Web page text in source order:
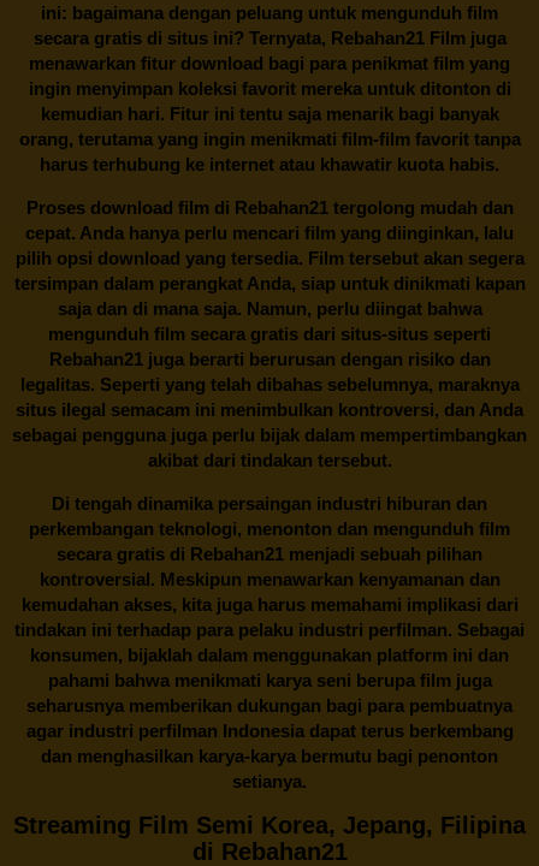
ini: bagaimana dengan peluang untuk mengunduh film
secara gratis di situs ini? Ternyata, Rebahan21 Film juga
menawarkan fitur download bagi para penikmat film yang
ingin menyimpan koleksi favorit mereka untuk ditonton di
kemudian hari. Fitur ini tentu saja menarik bagi banyak
orang, terutama yang ingin menikmati film-film favorit tanpa
harus terhubung ke internet atau khawatir kuota habis.
Proses download film di Rebahan21tergolong mudah dan
cepat. Anda hanya perlu mencari film yang diinginkan, lalu
pilih opsi download yang tersedia. Film tersebut akan segera
tersimpan dalam perangkat Anda, siap untuk dinikmati kapan
saja dan di mana saja. Namun, perlu diingat bahwa
mengunduh film secara gratis dari situs-situs seperti
Rebahan21 juga berarti berurusan dengan risiko dan
legalitas. Seperti yang telah dibahas sebelumnya, maraknya
situs ilegal semacam ini menimbulkan kontroversi, dan Anda
sebagai pengguna juga perlu bijak dalam mempertimbangkan
akibat dari tindakan tersebut.
Di tengah dinamika persaingan industri hiburan dan
perkembangan teknologi, menonton dan mengunduh film
secara gratis di Rebahan21 menjadi sebuah pilihan
kontroversial. Meskipun menawarkan kenyamanan dan
kemudahan akses, kita juga harus memahami implikasi dari
tindakan ini terhadap para pelaku industri perfilman. Sebagai
konsumen, bijaklah dalam menggunakan platform ini dan
pahami bahwa menikmati karya seni berupa film juga
seharusnya memberikan dukungan bagi para pembuatnya
agar industri perfilman Indonesia dapat terus berkembang
dan menghasilkan karya-karya bermutu bagi penonton
setianya.
Streaming Film Semi Korea, Jepang, Filipina
di Rebahan21